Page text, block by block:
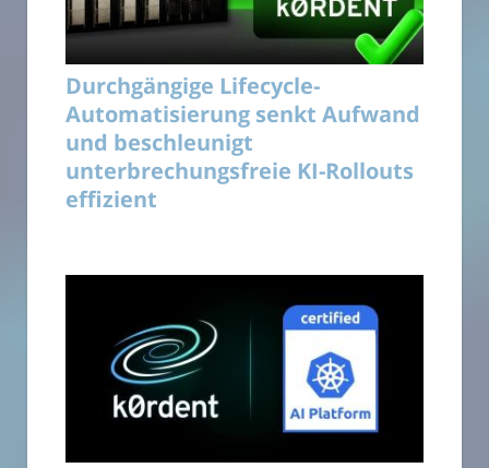
Durchgängige Lifecycle-
Automatisierung senkt Aufwand
und beschleunigt
unterbrechungsfreie KI-Rollouts
effizient